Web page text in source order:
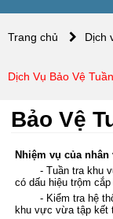
Trang chủ Dịch
Dịch Vụ Bảo Vệ
Bảo Vệ
Nhiệm vụ của nhân
- Tuần tra khu
có dấu hiệu trộm cắp
- Kiểm tra hệ
khu vực vừa tập kết